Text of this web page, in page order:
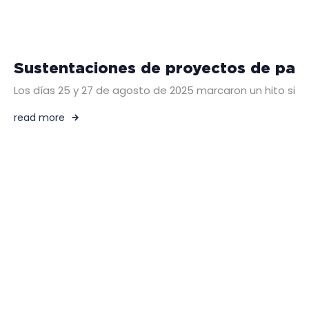
Sustentaciones de proyectos de
Los días 25 y 27 de agosto de 2025 marcaron un hito
read more